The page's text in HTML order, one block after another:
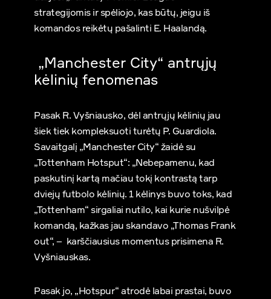
strategijomis ir spėliojo, kas būtų, jeigu iš
komandos reikėtų pašalinti E. Haalandą.
„Manchester City“ antrųjų
kėlinių fenomenas
Pasak R. Vyšniausko, dėl antrųjų kėlinių jau
šiek tiek kompleksuoti turėtų P. Guardiola.
Savaitgalį „Manchester City“ žaidė su
„Tottenham Hotsput“: „Nebepamenu, kad
paskutinį kartą mačiau tokį kontrastą tarp
dviejų futbolo kėlinių. 1 kėlinys buvo toks, kad
„Tottenham“ sirgaliai nutilo, kai kurie nušvilpė
komandą, kažkas jau skandavo „Thomas Frank
out“, – karščiausius momentus prisimena R.
Vyšniauskas.
Pasak jo, „Hotspur“ atrodė labai prastai, buvo